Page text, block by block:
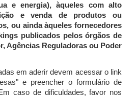
e energia), àqueles com alto
e venda de produtos ou
ou ainda àqueles fornecedores
publicados pelos órgãos de
Agências Reguladoras ou Poder
em aderir devem acessar o link
e preencher o formulário de
caso de dificuldades, favor nos